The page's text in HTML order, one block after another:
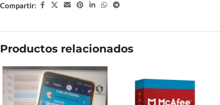
Compartir:
Productos relacionados